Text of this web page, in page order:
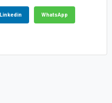
Linkedin WhatsApp